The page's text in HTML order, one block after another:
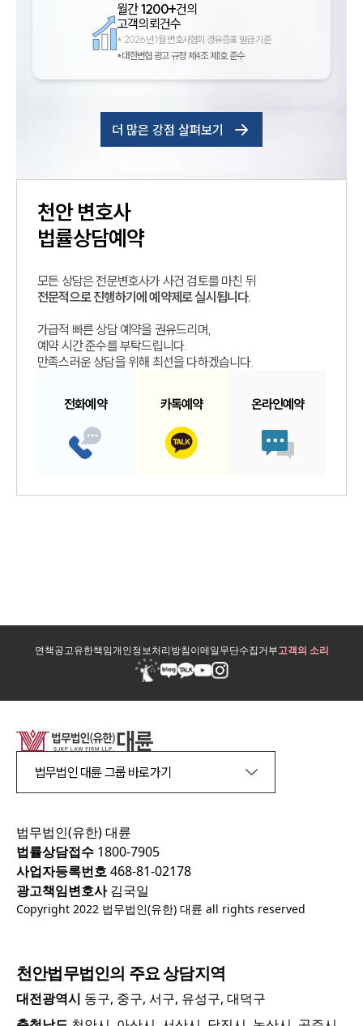
월간1200+건의
고객의뢰건수
* 2026년 1월 변호사협회 경유증표 발급 기준
*대한변협 광고 규정 제4조 제1호 준수
더 많은 강점 살펴보기
천안변호사
법률상담예약
모든 상담은 전문변호사가 사건 검토를 마친 뒤
전문적으로 진행하기에 예약제로 실시됩니다.
가급적 빠른 상담 예약을 권유드리며,
예약 시간 준수를 부탁드립니다.
만족스러운 상담을 위해 최선을 다하겠습니다.
전화예약 카톡예약 온라인예약
면책공고유한책임개인정보처리방침이메일무단수집거부고객의 소리
법무법인 대륜 그룹 바로가기
법무법인(유한) 대륜
법률상담접수 1800-7905
사업자등록번호468-81-02178
광고책임변호사김국일
Copyright 2022 법무법인(유한) 대륜 all rights reserved
천안법무법인의 주요 상담지역
대전광역시 동구, 중구, 서구, 유성구, 대덕구